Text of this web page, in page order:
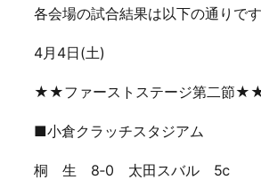
各会場の試合結果は以下の通りです
4月4日(土)
★★ファーストステージ第二節
■小倉クラッチスタジアム
桐 生 8‐0 太田スバル 5ⅽ